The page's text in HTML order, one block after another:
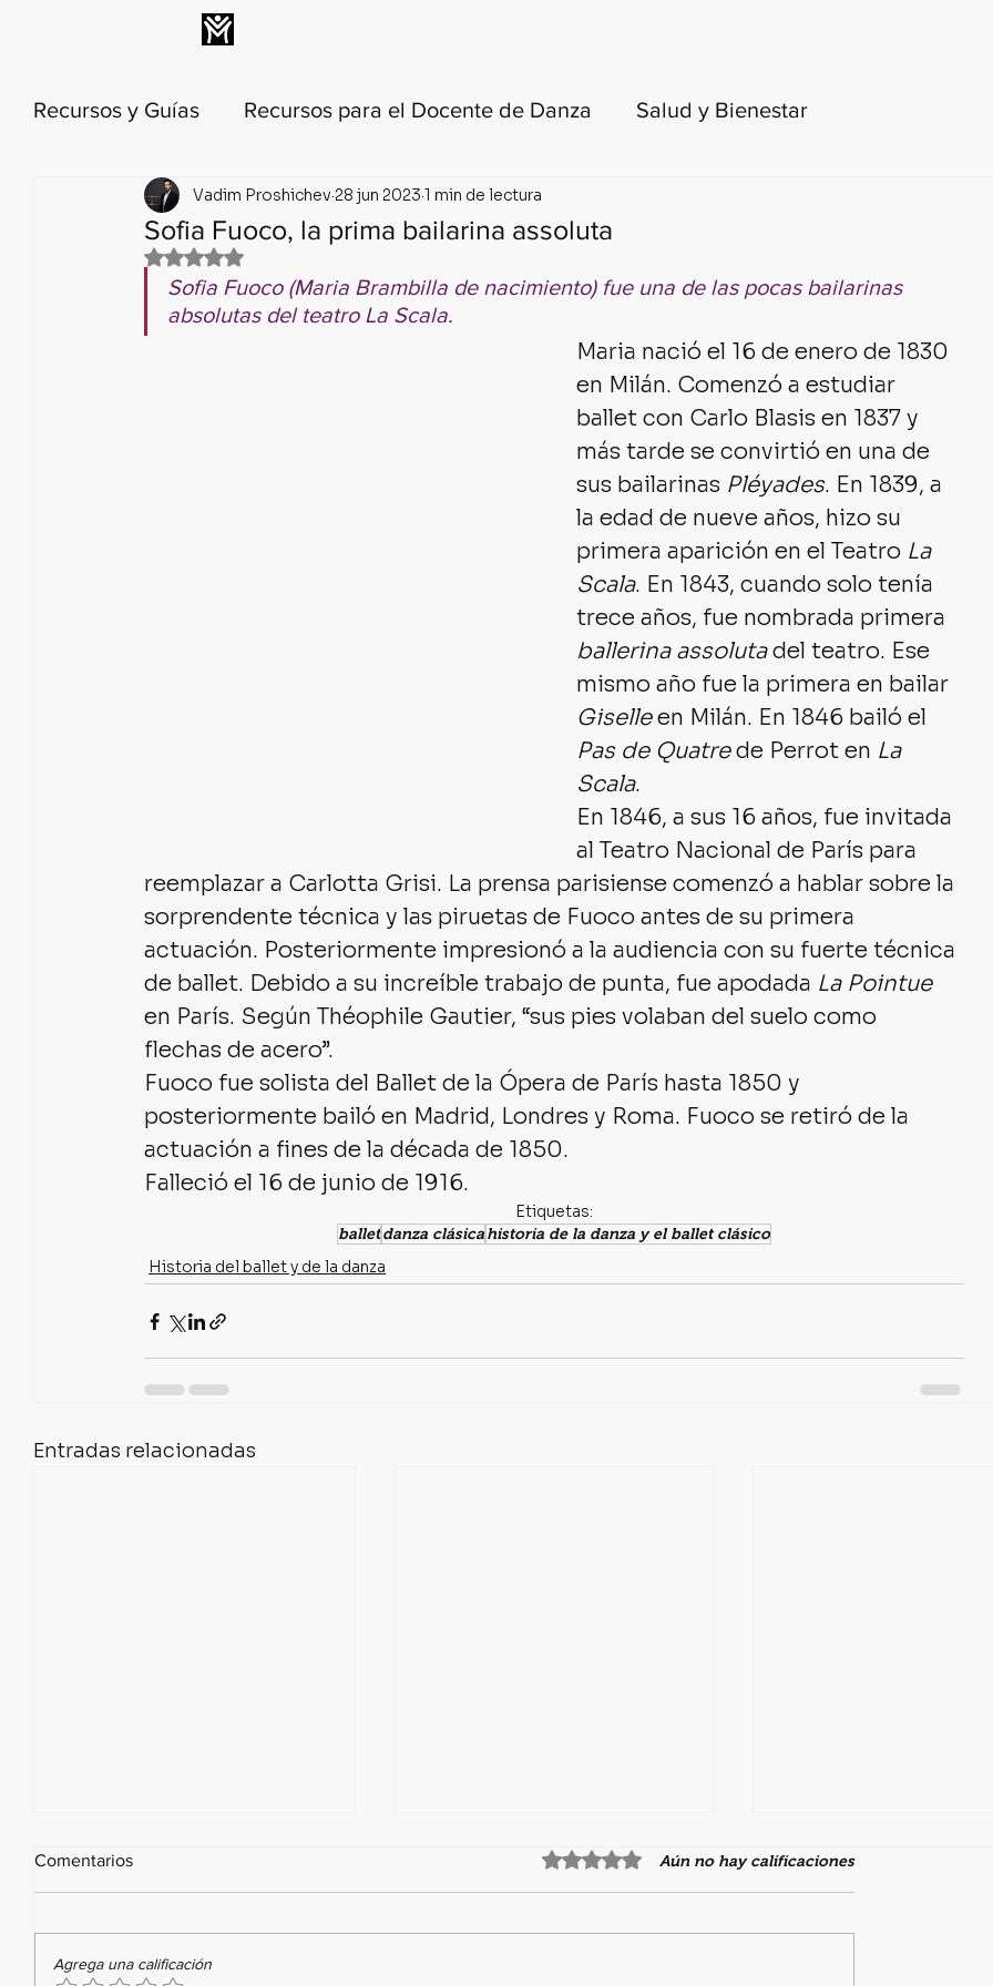
Recursos y Guías Recursos para el Docente de Danza Salud y Bienestar
Técnica y metodología de la danza Historia del ballet y de la danza
Anatomía y biomecánica de danza Lecturas recomendadas
Ballet para adultos y principiantes KinesisLab
Sofia Fuoco, la prima bailarina assoluta
Vadim Proshichev 28 jun 2023 1 min de lectura
Obtuvo NaN de 5 estrellas.
Sofia Fuoco (Maria Brambilla de nacimiento) fue una de las pocas bailarinas
absolutas del teatro La Scala.
Maria nació el 16 de enero de 1830
en Milán. Comenzó a estudiar
ballet con Carlo Blasis en 1837 y
más tarde se convirtió en una de
sus bailarinas Pléyades. En 1839, a
la edad de nueve años, hizo su
primera aparición en el Teatro La
Scala. En 1843, cuando solo tenía
trece años, fue nombrada primera
ballerina assoluta del teatro. Ese
mismo año fue la primera en bailar
Giselle en Milán. En 1846 bailó el
Pas de Quatre de Perrot en La
Scala.
En 1846, a sus 16 años, fue invitada
al Teatro Nacional de París para
reemplazar a Carlotta Grisi. La prensa parisiense comenzó a hablar sobre la
sorprendente técnica y las piruetas de Fuoco antes de su primera
actuación. Posteriormente impresionó a la audiencia con su fuerte técnica
de ballet. Debido a su increíble trabajo de punta, fue apodada La Pointue
en París. Según Théophile Gautier, “sus pies volaban del suelo como
flechas de acero”.
Fuoco fue solista del Ballet de la Ópera de París hasta 1850 y
posteriormente bailó en Madrid, Londres y Roma. Fuoco se retiró de la
actuación a fines de la década de 1850.
Falleció el 16 de junio de 1916.
Etiquetas:
balletdanza clásicahistoria de la danza y el ballet clásico
Historia del ballet y de la danza
Entradas relacionadas
Comentarios Obtuvo 0 de 5 estrellas.
Aún no hay calificaciones
Agrega una calificación